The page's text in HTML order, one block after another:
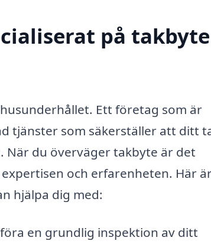
på
Ett företag som är
tjänster som säkerställer att ditt
När du överväger takbyte är det
och erfarenheten. Här
hjälpa dig med:
en grundlig inspektion av ditt